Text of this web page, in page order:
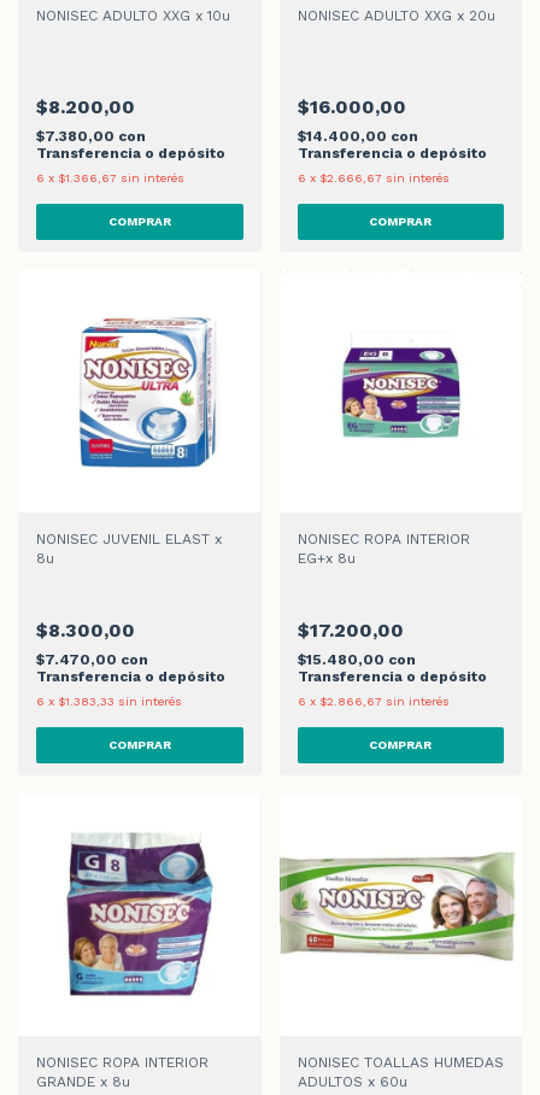
NONISEC ADULTO XXG x 10u
$8.200,00
$7.380,00 con
Transferencia o depósito
6 x $1.366,67 sin interés
NONISEC ADULTO XXG x 20u
$16.000,00
$14.400,00 con
Transferencia o depósito
6 x $2.666,67 sin interés
NONISEC JUVENIL ELAST x
8u
$8.300,00
$7.470,00 con
Transferencia o depósito
6 x $1.383,33 sin interés
NONISEC ROPA INTERIOR
EG+x 8u
$17.200,00
$15.480,00 con
Transferencia o depósito
6 x $2.866,67 sin interés
NONISEC ROPA INTERIOR
GRANDE x 8u
NONISEC TOALLAS HUMEDAS
ADULTOS x 60u